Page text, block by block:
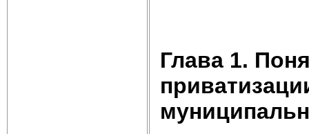
Глава 1.